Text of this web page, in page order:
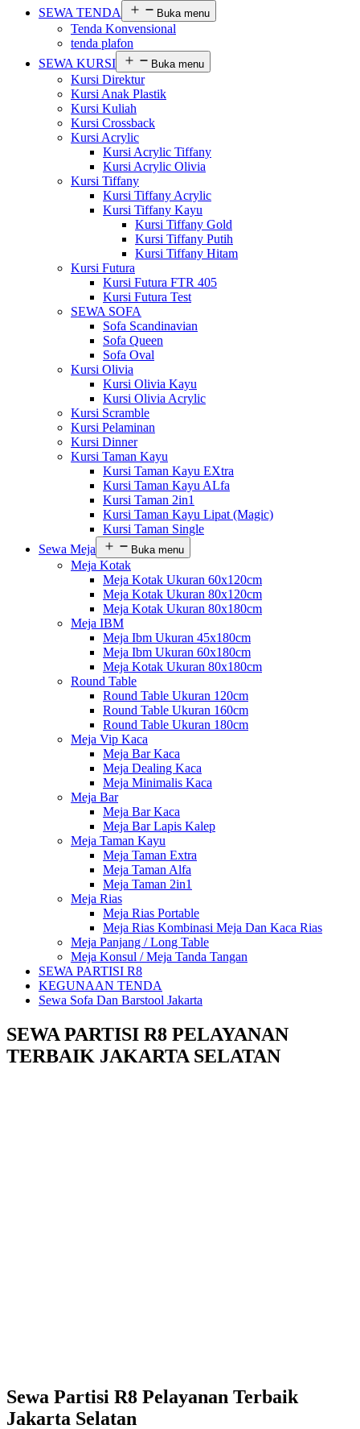
SEWA TENDA
Buka menu
Tenda Konvensional
tenda plafon
SEWA KURSI
Buka menu
Kursi Direktur
Kursi Anak Plastik
Kursi Kuliah
Kursi Crossback
Kursi Acrylic
Kursi Acrylic Tiffany
Kursi Acrylic Olivia
Kursi Tiffany
Kursi Tiffany Acrylic
Kursi Tiffany Kayu
Kursi Tiffany Gold
Kursi Tiffany Putih
Kursi Tiffany Hitam
Kursi Futura
Kursi Futura FTR 405
Kursi Futura Test
SEWA SOFA
Sofa Scandinavian
Sofa Queen
Sofa Oval
Kursi Olivia
Kursi Olivia Kayu
Kursi Olivia Acrylic
Kursi Scramble
Kursi Pelaminan
Kursi Dinner
Kursi Taman Kayu
Kursi Taman Kayu EXtra
Kursi Taman Kayu ALfa
Kursi Taman 2in1
Kursi Taman Kayu Lipat (Magic)
Kursi Taman Single
Sewa Meja
Buka menu
Meja Kotak
Meja Kotak Ukuran 60x120cm
Meja Kotak Ukuran 80x120cm
Meja Kotak Ukuran 80x180cm
Meja IBM
Meja Ibm Ukuran 45x180cm
Meja Ibm Ukuran 60x180cm
Meja Kotak Ukuran 80x180cm
Round Table
Round Table Ukuran 120cm
Round Table Ukuran 160cm
Round Table Ukuran 180cm
Meja Vip Kaca
Meja Bar Kaca
Meja Dealing Kaca
Meja Minimalis Kaca
Meja Bar
Meja Bar Kaca
Meja Bar Lapis Kalep
Meja Taman Kayu
Meja Taman Extra
Meja Taman Alfa
Meja Taman 2in1
Meja Rias
Meja Rias Portable
Meja Rias Kombinasi Meja Dan Kaca Rias
Meja Panjang / Long Table
Meja Konsul / Meja Tanda Tangan
SEWA PARTISI R8
KEGUNAAN TENDA
Sewa Sofa Dan Barstool Jakarta
SEWA PARTISI R8 PELAYANAN
TERBAIK JAKARTA SELATAN
Sewa Partisi R8 Pelayanan Terbaik
Jakarta Selatan